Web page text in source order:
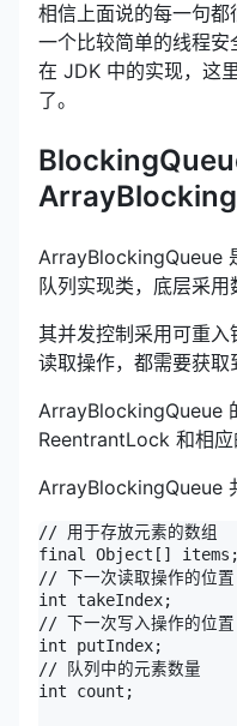
相信上面说的每一句
一个比较简单的线程
在 JDK 中的实现，这
了。
ArrayBlockingQueue
队列实现类，底层采用
其并发控制采用可重
读取操作，都需要获取
ArrayBlockingQueue
ReentrantLock 和相应
ArrayBlockingQueue
// 用于存放元素的数组
final Object[] items;
// 下一次读取操作的位置
int takeIndex;
// 下一次写入操作的位置
int putIndex;
// 队列中的元素数量
int count;